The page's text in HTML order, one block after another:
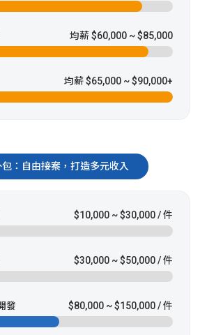
均薪 $60,000 ~ $85,000
均薪 $65,000 ~ $90,000+
：自由接案，打造多元收入
$10,000 ~ $30,000 / 件
$30,000 ~ $50,000 / 件
發 $80,000 ~ $150,000 / 件